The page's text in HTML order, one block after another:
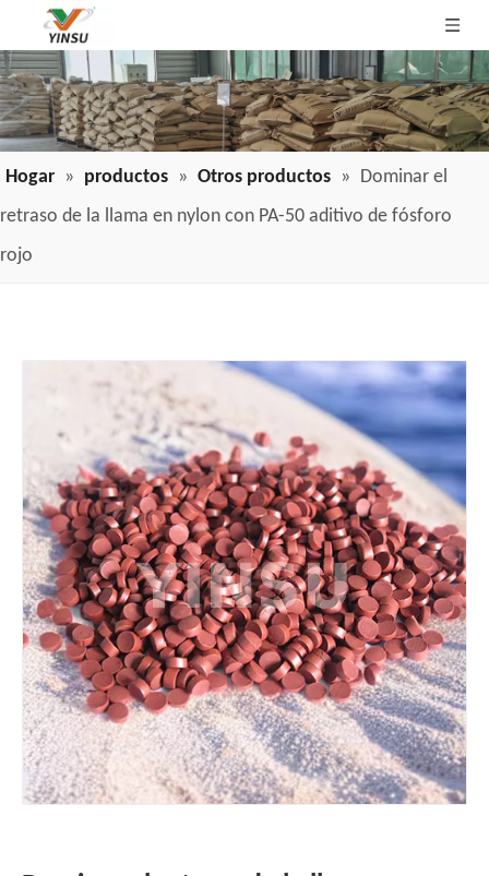
Hogar » productos » Otros productos » Dominar el
retraso de la llama en nylon con PA-50 aditivo de fósforo
rojo